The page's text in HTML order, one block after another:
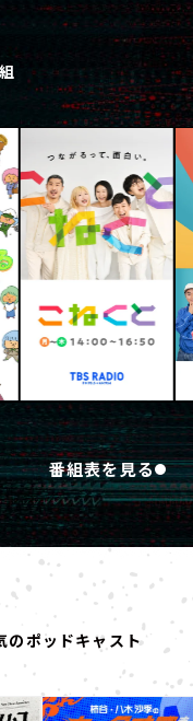
カキノキ
番組表を見る
のポッドキャスト